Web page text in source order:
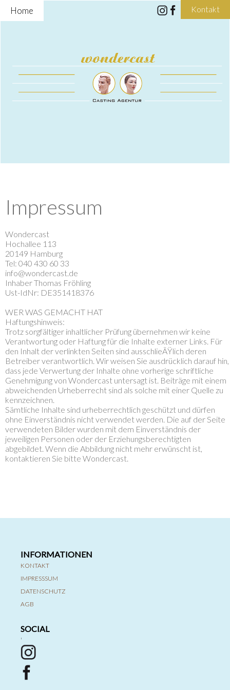
Home Kontakt
Impressum
Wondercast
Hochallee 113
20149 Hamburg
Tel: 040 430 60 33
info@wondercast.de
Inhaber Thomas Fröhling
Ust-IdNr: DE351418376
WER WAS GEMACHT HAT
Haftungshinweis:
Trotz sorgfältiger inhaltlicher Prüfung übernehmen wir keine
Verantwortung oder Haftung für die Inhalte externer Links. Für
den Inhalt der verlinkten Seiten sind ausschlieÃŸlich deren
Betreiber verantwortlich. Wir weisen Sie ausdrücklich darauf hin,
dass jede Verwertung der Inhalte ohne vorherige schriftliche
Genehmigung von Wondercast untersagt ist. Beiträge mit einem
abweichenden Urheberrecht sind als solche mit einer Quelle zu
kennzeichnen.
Sämtliche Inhalte sind urheberrechtlich geschützt und dürfen
ohne Einverständnis nicht verwendet werden. Die auf der Seite
verwendeten Bilder wurden mit dem Einverständnis der
jeweiligen Personen oder der Erziehungsberechtigten
abgebildet. Wenn die Abbildung nicht mehr erwünscht ist,
kontaktieren Sie bitte Wondercast.
INFORMATIONEN
KONTAKT
IMPRESSSUM
DATENSCHUTZ
AGB
SOCIAL
'